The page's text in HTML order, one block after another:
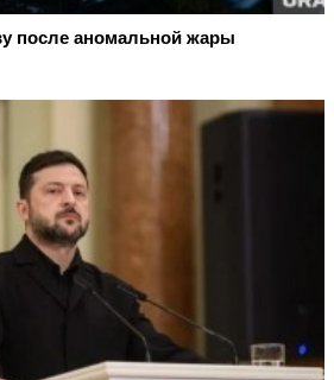
после аномальной жары